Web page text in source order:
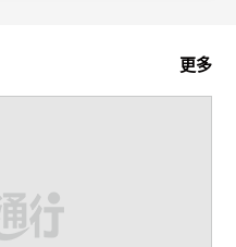
更多